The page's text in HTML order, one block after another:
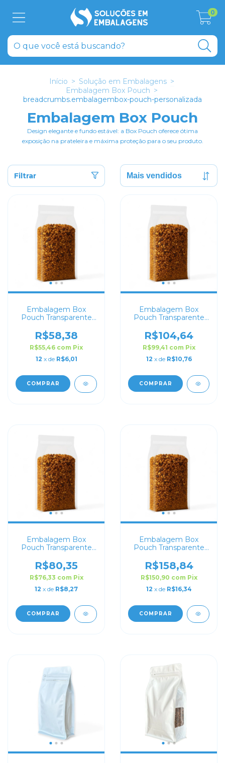
0
Início > Solução em Embalagens >
Embalagem Box Pouch >
breadcrumbs.embalagembox-pouch-personalizada
Embalagem Box Pouch
Design elegante e fundo estável: a Box Pouch oferece ótima
exposição na prateleira e máxima proteção para o seu produto.
Filtrar
Embalagem Box
Pouch Transparente
R$58,38
R$55,46 com Pix
12 x de R$6,01
COMPRAR
Embalagem Box
Pouch Transparente
R$104,64
R$99,41 com Pix
12 x de R$10,76
COMPRAR
Embalagem Box
Pouch Transparente
R$80,35
R$76,33 com Pix
12 x de R$8,27
COMPRAR
Embalagem Box
Pouch Transparente
Lock
R$158,84
R$150,90 com Pix
12 x de R$16,34
COMPRAR